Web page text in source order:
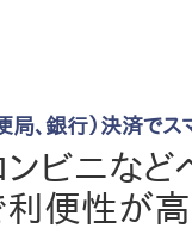
局、銀行）決済で
ビニな
利便性が高